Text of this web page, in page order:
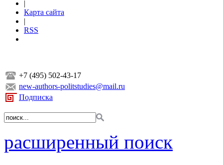
|
Карта сайта
|
RSS
+7 (495) 502-43-17
new-authors-politstudies@mail.ru
Подписка
расширенный поиск